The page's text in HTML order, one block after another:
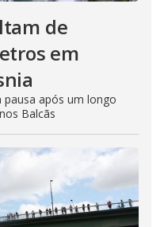
de
em
após um longo
Balcãs